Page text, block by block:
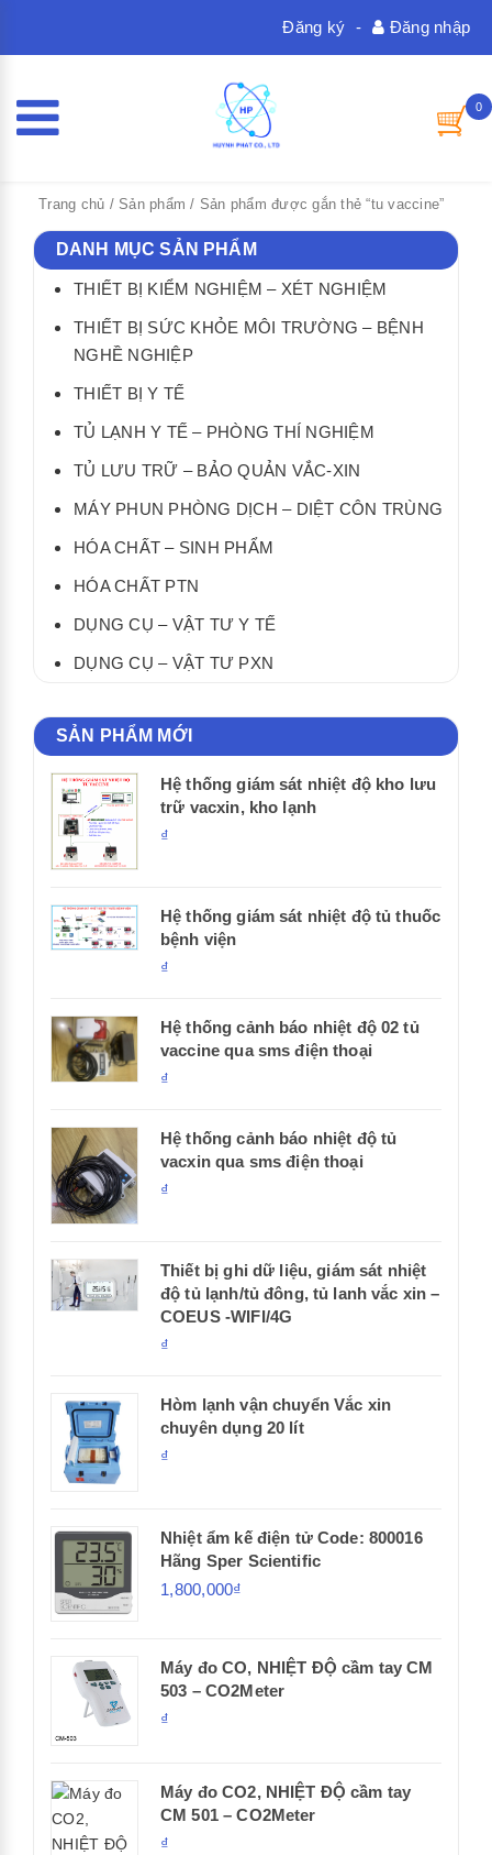
Đăng nhập
-
Đăng ký
0
Trang chủ / Sản phẩm / Sản phẩm được gắn thẻ “tu vaccine”
DANH MỤC SẢN PHẨM
THIẾT BỊ KIỂM NGHIỆM – XÉT NGHIỆM
THIẾT BỊ SỨC KHỎE MÔI TRƯỜNG – BỆNH
NGHỀ NGHIỆP
THIẾT BỊ Y TẾ
TỦ LẠNH Y TẾ – PHÒNG THÍ NGHIỆM
TỦ LƯU TRỮ – BẢO QUẢN VẮC-XIN
MÁY PHUN PHÒNG DỊCH – DIỆT CÔN TRÙNG
HÓA CHẤT – SINH PHẨM
HÓA CHẤT PTN
DỤNG CỤ – VẬT TƯ Y TẾ
DỤNG CỤ – VẬT TƯ PXN
SẢN PHẨM MỚI
Hệ thống giám sát nhiệt độ kho lưu
trữ vacxin, kho lạnh
₫
Hệ thống giám sát nhiệt độ tủ thuốc
bệnh viện
₫
Hệ thống cảnh báo nhiệt độ 02 tủ
vaccine qua sms điện thoại
₫
Hệ thống cảnh báo nhiệt độ tủ
vacxin qua sms điện thoại
₫
Thiết bị ghi dữ liệu, giám sát nhiệt
độ tủ lạnh/tủ đông, tủ lanh vắc xin –
COEUS -WIFI/4G
₫
Hòm lạnh vận chuyển Vắc xin
chuyên dụng 20 lít
₫
Nhiệt ẩm kế điện tử Code: 800016
Hãng Sper Scientific
1,800,000₫
Máy đo CO, NHIỆT ĐỘ cầm tay CM
503 – CO2Meter
₫
Máy đo CO2, NHIỆT ĐỘ cầm tay
CM 501 – CO2Meter
₫